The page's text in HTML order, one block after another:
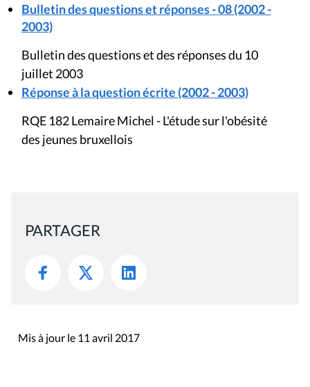
Bulletin des questions et réponses - 08 (2002 -
2003)
Bulletin des questions et des réponses du 10
juillet 2003
Réponse à la question écrite (2002 - 2003)
RQE 182 Lemaire Michel - L'étude sur l'obésité
des jeunes bruxellois
PARTAGER
Mis à jour le 11 avril 2017